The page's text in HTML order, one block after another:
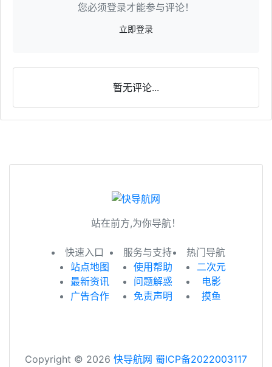
您必须登录才能参与评论！
立即登录
暂无评论...
站在前方,为你导航！
快速入口
站点地图
最新资讯
广告合作
服务与支持
使用帮助
问题解惑
免责声明
热门导航
二次元
电影
摸鱼
Copyright © 2026 快导航网 蜀ICP备2022003117